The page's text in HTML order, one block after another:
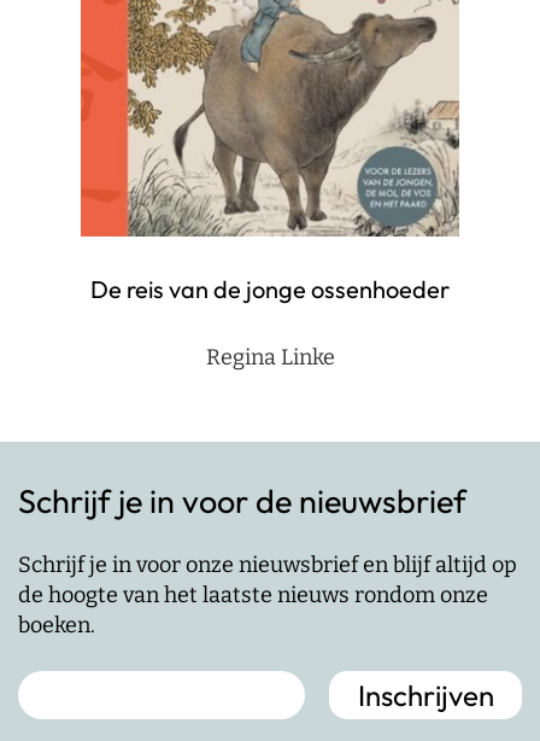
De reis van de jonge ossenhoeder
Regina Linke
Schrijf je in voor de nieuwsbrief
Schrijf je in voor onze nieuwsbrief en blijf altijd op
de hoogte van het laatste nieuws rondom onze
boeken.